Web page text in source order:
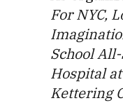
For NYC,
School
Hospital
Kettering